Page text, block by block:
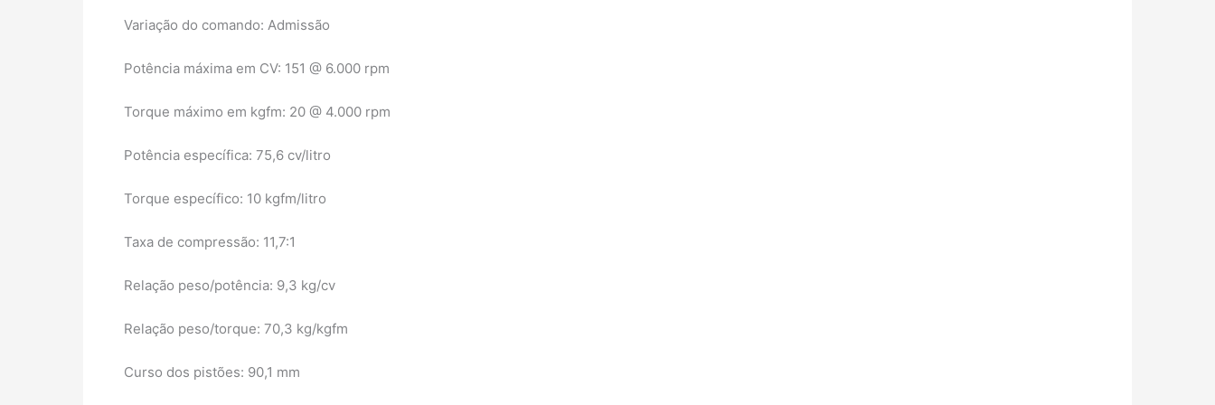
Variação do comando: Admissão
Potência máxima em CV: 151 @ 6.000 rpm
Torque máximo em kgfm: 20 @ 4.000 rpm
Potência específica: 75,6 cv/litro
Torque específico: 10 kgfm/litro
Taxa de compressão: 11,7:1
Relação peso/potência: 9,3 kg/cv
Relação peso/torque: 70,3 kg/kgfm
Curso dos pistões: 90,1 mm